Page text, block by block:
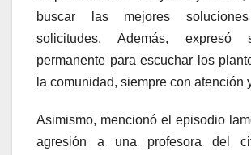
buscar las mejores
solicitudes. Además, expresó
permanente para escuchar los
la comunidad, siempre con atención
Asimismo, mencionó el episodio
agresión a una profesora del